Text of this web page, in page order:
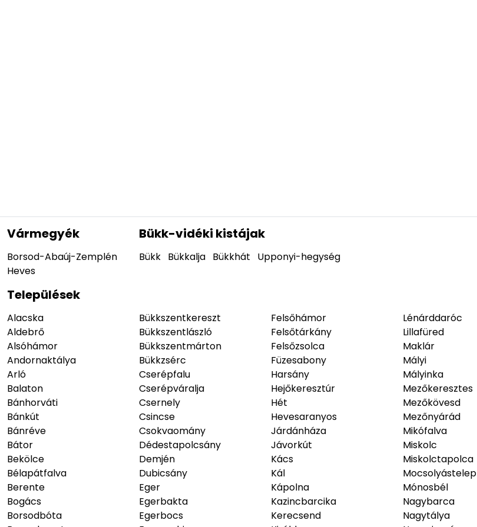
Vármegyék
Borsod-Abaúj-Zemplén
Heves
Bükk-vidéki kistájak
Bükk Bükkalja Bükkhát Upponyi-hegység
Települések
Alacska
Aldebrő
Alsóhámor
Andornaktálya
Arló
Balaton
Bánhorváti
Bánkút
Bánréve
Bátor
Bekölce
Bélapátfalva
Berente
Bogács
Borsodbóta
Bükkszentkereszt
Bükkszentlászló
Bükkszentmárton
Bükkzsérc
Cserépfalu
Cserépváralja
Csernely
Csincse
Csokvaomány
Dédestapolcsány
Demjén
Dubicsány
Eger
Egerbakta
Egerbocs
Felsőhámor
Felsőtárkány
Felsőzsolca
Füzesabony
Harsány
Hejőkeresztúr
Hét
Hevesaranyos
Járdánháza
Jávorkút
Kács
Kál
Kápolna
Kazincbarcika
Kerecsend
Lénárddaróc
Lillafüred
Maklár
Mályi
Mályinka
Mezőkeresztes
Mezőkövesd
Mezőnyárád
Mikófalva
Miskolc
Miskolctapolca
Mocsolyástelep
Mónosbél
Nagybarca
Nagytálya